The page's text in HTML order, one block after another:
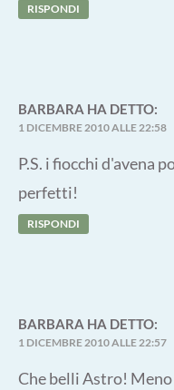
RISPONDI
BARBARA HA DETTO:
1 DICEMBRE 2010 ALLE 22:58
P.S. i fiocchi d'avena
perfetti!
RISPONDI
BARBARA HA DETTO:
1 DICEMBRE 2010 ALLE 22:57
Che belli Astro!